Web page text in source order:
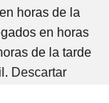
horas de la
en horas
de la tarde
Descartar